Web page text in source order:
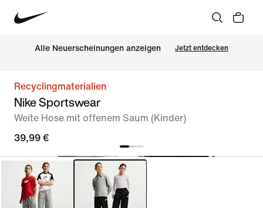
Alle Neuerscheinungen anzeigen Jetzt entdecken
Recyclingmaterialien
Nike Sportswear
Weite Hose mit offenem Saum (Kinder)
39,99 €